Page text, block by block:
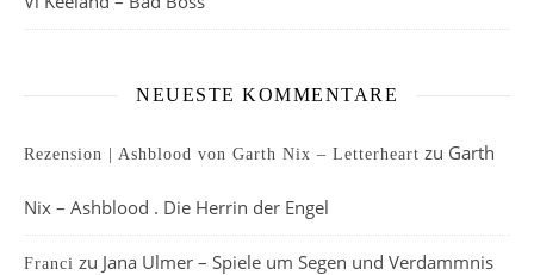
NEUESTE KOMMENTARE
Rezension | Ashblood von Garth Nix – Letterheart zu Garth
Nix – Ashblood . Die Herrin der Engel
Franci zu Jana Ulmer – Spiele um Segen und Verdammnis